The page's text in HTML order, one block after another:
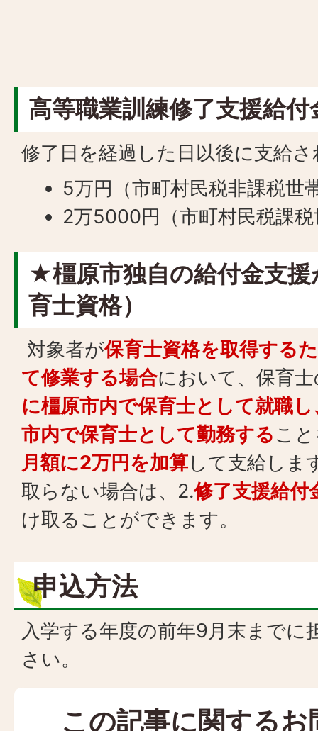
高等職業訓練修了支援給付
修了日を経過した日以後に支給
5万円（市町村民税非課税世
2万5000円（市町村民税課
★橿原市独自の給付金支
育士資格）
対象者が保育士資格を取得する
て修業する場合において、保育
に橿原市内で保育士として就職
市内で保育士として勤務するこ
月額に2万円を加算して支給しま
取らない場合は、2.修了支援給付
け取ることができます。
申込方法
入学する年度の前年9月末までに
さい。
この記事に関する